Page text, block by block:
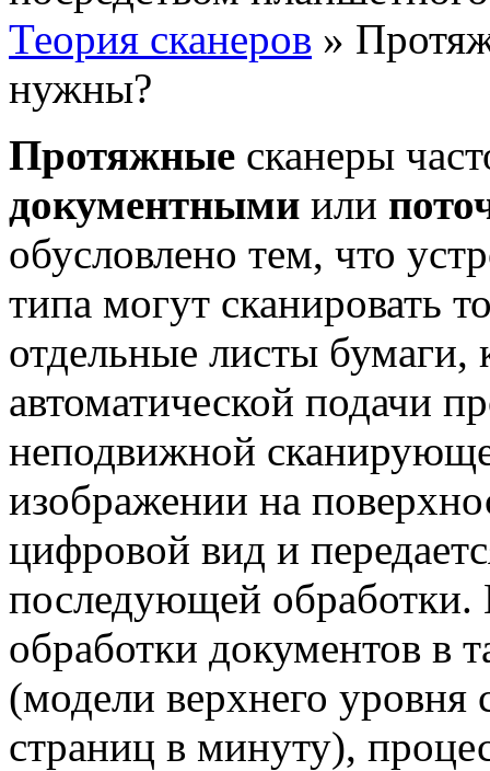
Теория сканеров »
нужны?
Протяжные сканеры
документными или
обусловлено тем, что
типа могут сканировать
отдельные листы
автоматической подачи
неподвижной
изображении на
цифровой вид и
последующей обработки.
обработки документов в
(модели верхнего уровня
страниц в минуту),